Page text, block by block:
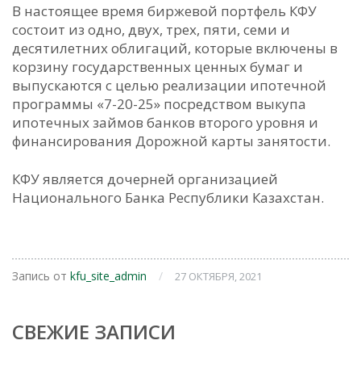
В настоящее время биржевой портфель КФУ
состоит из одно, двух, трех, пяти, семи и
десятилетних облигаций, которые включены в
корзину государственных ценных бумаг и
выпускаются с целью реализации ипотечной
программы «7-20-25» посредством выкупа
ипотечных займов банков второго уровня и
финансирования Дорожной карты занятости.
КФУ является дочерней организацией
Национального Банка Республики Казахстан.
Запись от kfu_site_admin / 27 ОКТЯБРЯ, 2021
СВЕЖИЕ ЗАПИСИ